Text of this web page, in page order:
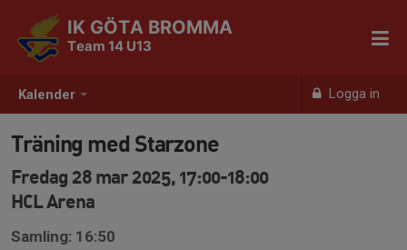
Kalender Logga in
IK GÖTA BROMMA
Team 14 U13
Träning med Starzone
Fredag 28 mar 2025, 17:00-18:00
HCL Arena
Samling: 16:50